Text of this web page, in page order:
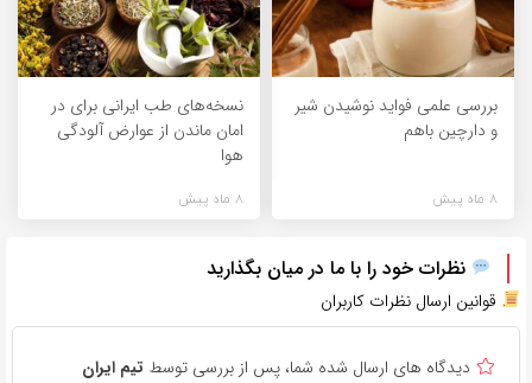
بررسی علمی فواید نوشیدن شیر
و دارچین باهم
8 ماه پیش
نسخه‌های طب ایرانی برای در
امان ماندن از عوارض آلودگی
هوا
8 ماه پیش
نظرات خود را با ما در میان بگذارید
قوانین ارسال نظرات کاربران
دیدگاه های ارسال شده شما، پس از بررسی توسط تیم ایران